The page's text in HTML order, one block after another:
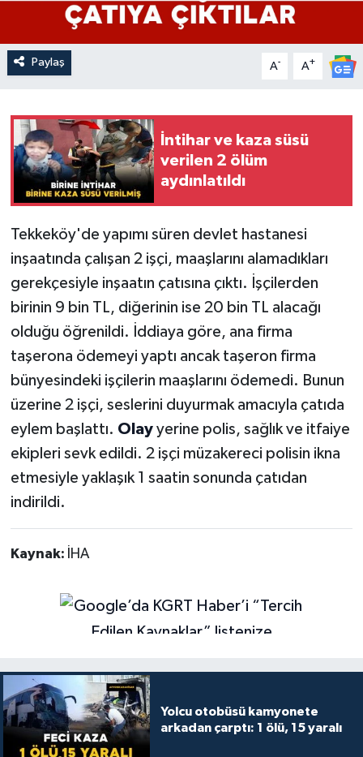
Paylaş A- A+
İntihar ve kaza süsü
verilen 2 ölüm
aydınlatıldı
Tekkeköy'de yapımı süren devlet hastanesi
inşaatında çalışan 2 işçi, maaşlarını alamadıkları
gerekçesiyle inşaatın çatısına çıktı. İşçilerden
birinin 9 bin TL, diğerinin ise 20 bin TL alacağı
olduğu öğrenildi. İddiaya göre, ana firma
taşerona ödemeyi yaptı ancak taşeron firma
bünyesindeki işçilerin maaşlarını ödemedi. Bunun
üzerine 2 işçi, seslerini duyurmak amacıyla çatıda
eylem başlattı. Olay yerine polis, sağlık ve itfaiye
ekipleri sevk edildi. 2 işçi müzakereci polisin ikna
etmesiyle yaklaşık 1 saatin sonunda çatıdan
indirildi.
Kaynak: İHA
Yolcu otobüsü kamyonete
arkadan çarptı: 1 ölü, 15 yaralı